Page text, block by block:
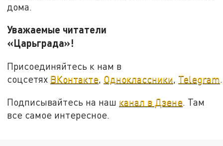
дома.
Уважаемые читатели
«Царьграда»!
Присоединяйтесь к нам в
соцсетях ВКонтакте, Одноклассники, Telegram.
Подписывайтесь на наш канал в Дзене. Там
все самое интересное.